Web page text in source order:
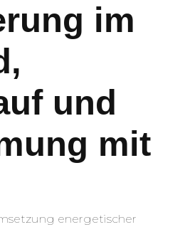
im
und
mit
energetischer